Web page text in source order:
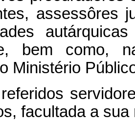
assessôres
bem como,
Ministério
facultada a sua